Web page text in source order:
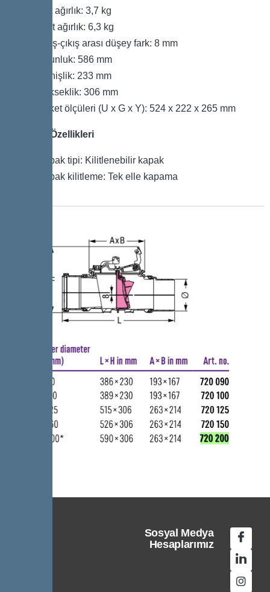
Net ağırlık: 3,7 kg
Brüt ağırlık: 6,3 kg
Giriş-çıkış arası düşey fark: 8 mm
Uzunluk: 586 mm
Genişlik: 233 mm
Yükseklik: 306 mm
Paket ölçüleri (U x G x Y): 524 x 222 x 265 mm
Kapak Özellikleri
Kapak tipi: Kilitlenebilir kapak
Kapak kilitleme: Tek elle kapama
Sosyal Medya
Hesaplarımız